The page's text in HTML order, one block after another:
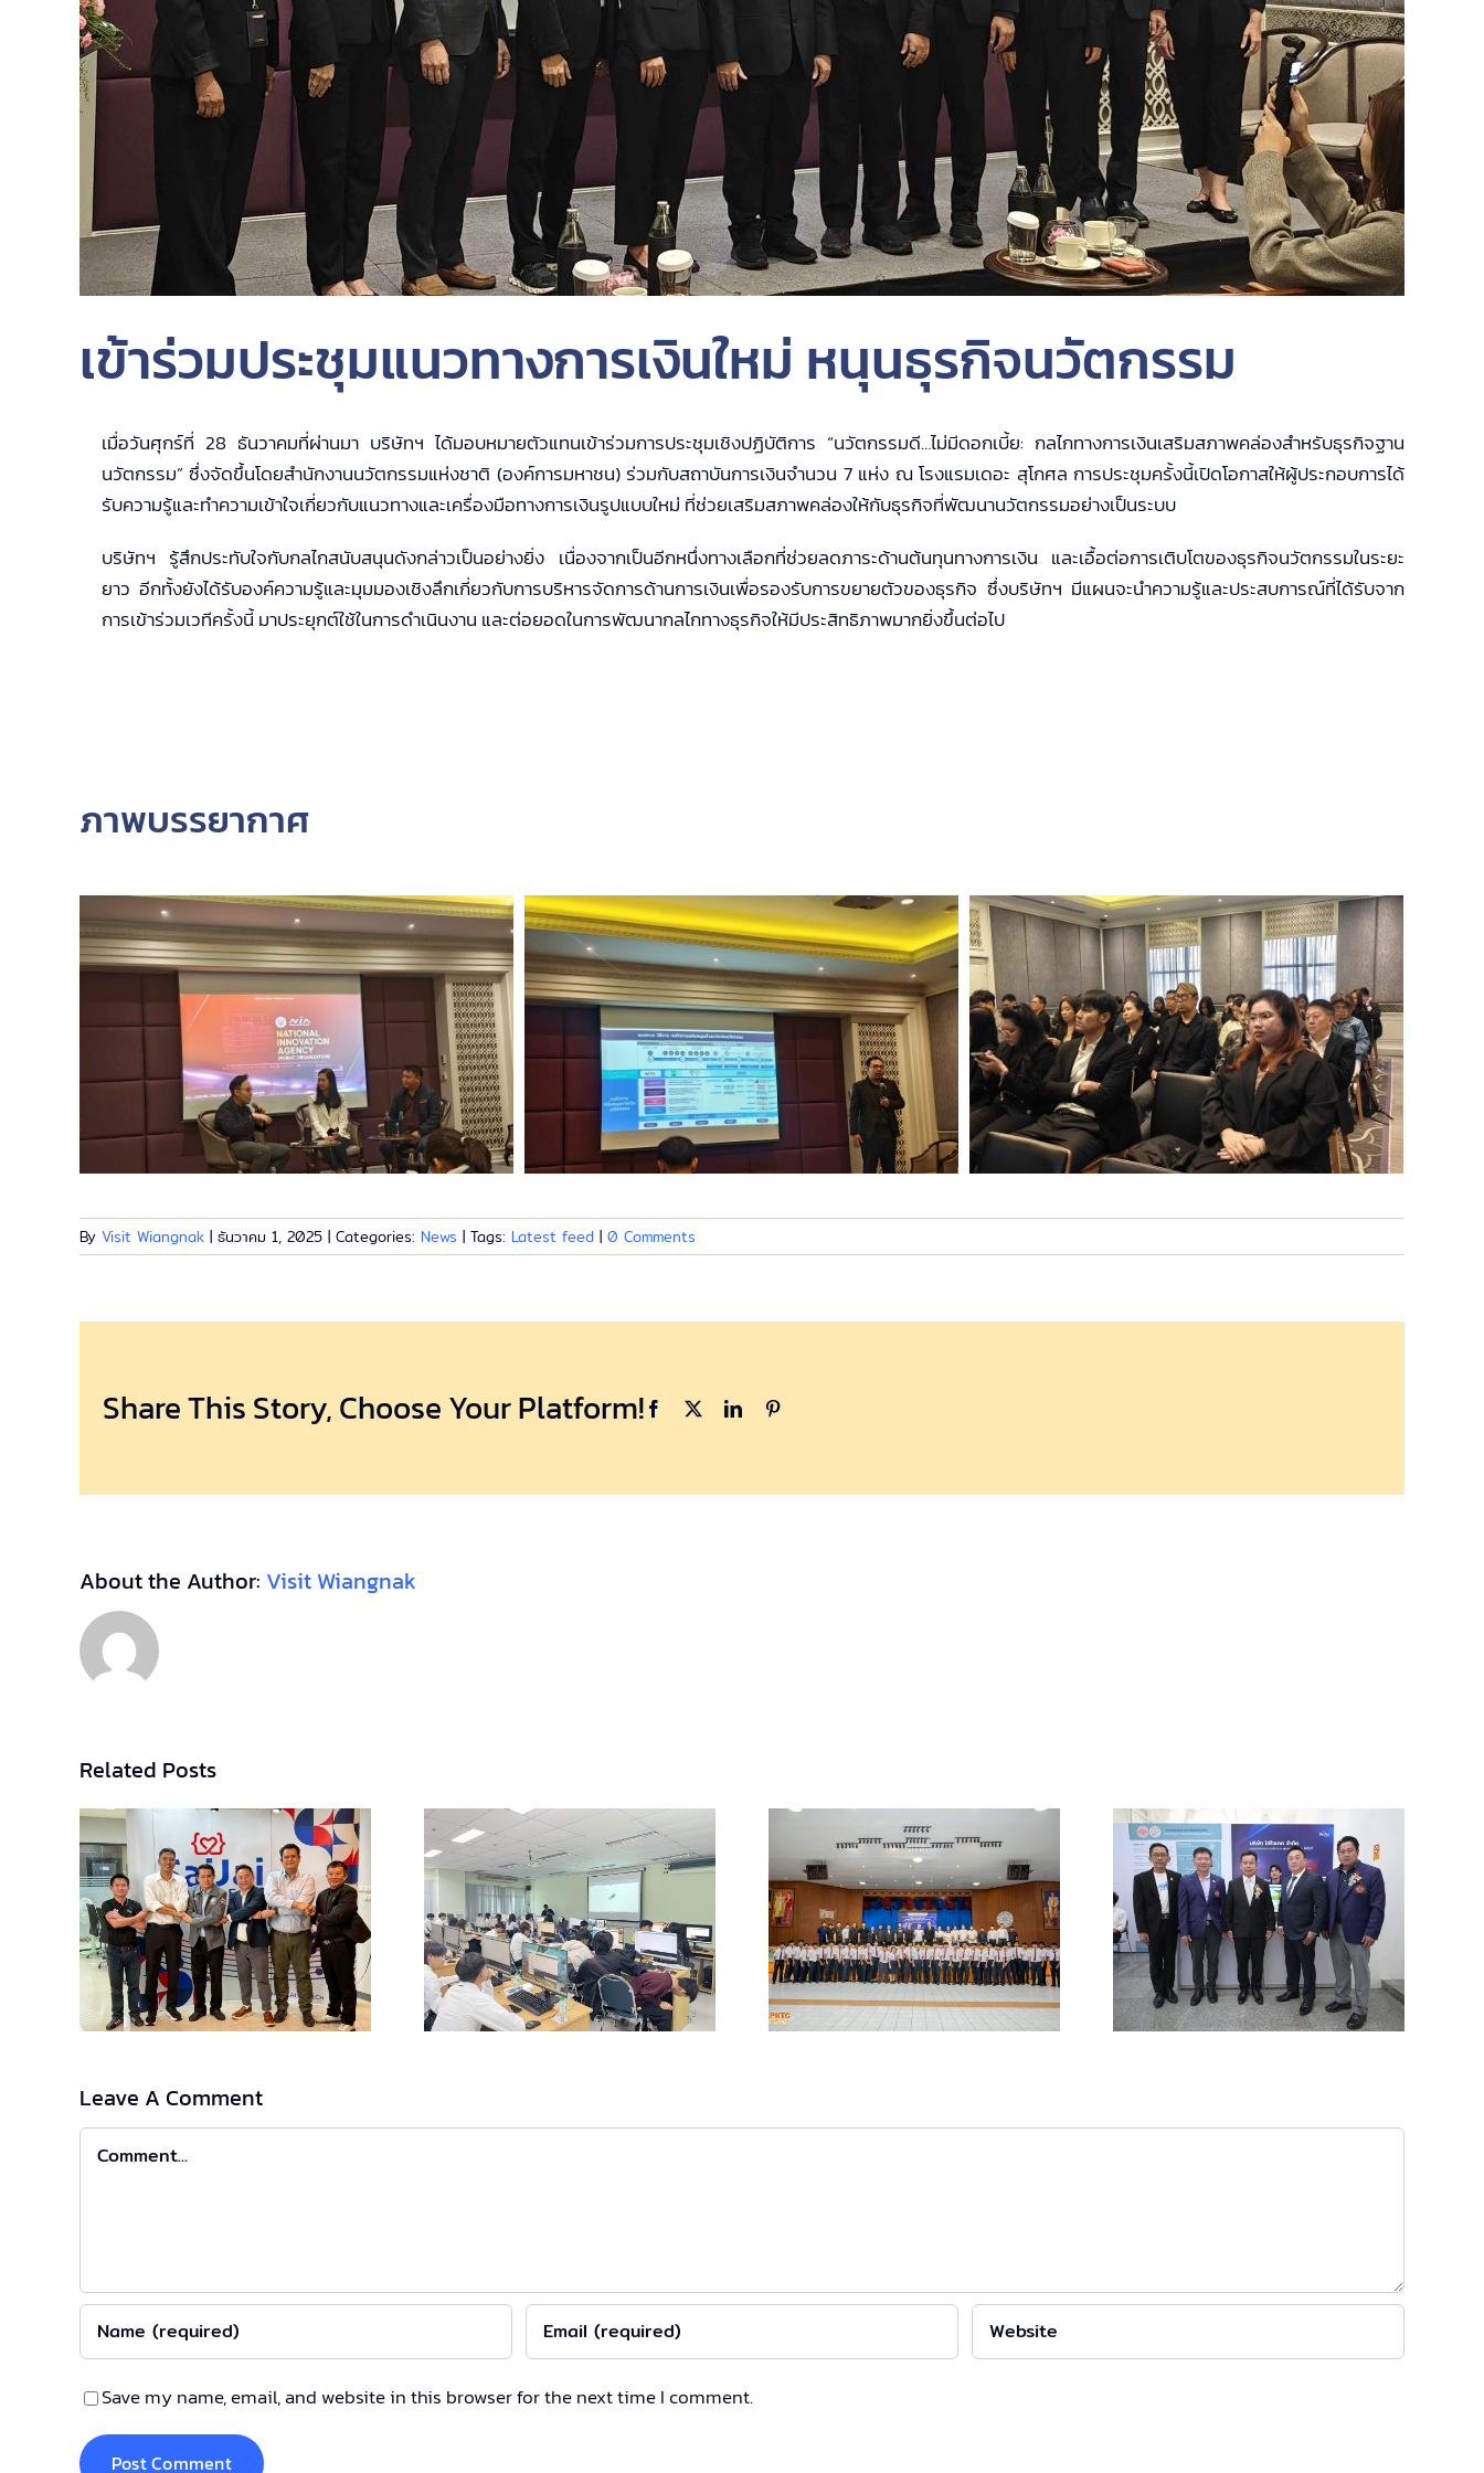
เข้าร่วมประชุมแนวทางการเงินใหม่ หนุนธุรกิจนวัตกรรม
เมื่อวันศุกร์ที่ 28 ธันวาคมที่ผ่านมา บริษัทฯ ได้มอบหมายตัวแทนเข้าร่วมการประชุมเชิงปฏิบัติการ “นวัตกรรมดี…ไม่มีดอกเบี้ย: กลไกทางการเงินเสริมสภาพคล่องสำหรับธุรกิจฐาน
นวัตกรรม” ซึ่งจัดขึ้นโดยสำนักงานนวัตกรรมแห่งชาติ (องค์การมหาชน) ร่วมกับสถาบันการเงินจำนวน 7 แห่ง ณ โรงแรมเดอะ สุโกศล การประชุมครั้งนี้เปิดโอกาสให้ผู้ประกอบการได้
รับความรู้และทำความเข้าใจเกี่ยวกับแนวทางและเครื่องมือทางการเงินรูปแบบใหม่ ที่ช่วยเสริมสภาพคล่องให้กับธุรกิจที่พัฒนานวัตกรรมอย่างเป็นระบบ
บริษัทฯ รู้สึกประทับใจกับกลไกสนับสนุนดังกล่าวเป็นอย่างยิ่ง เนื่องจากเป็นอีกหนึ่งทางเลือกที่ช่วยลดภาระด้านต้นทุนทางการเงิน และเอื้อต่อการเติบโตของธุรกิจนวัตกรรมในระยะ
ยาว อีกทั้งยังได้รับองค์ความรู้และมุมมองเชิงลึกเกี่ยวกับการบริหารจัดการด้านการเงินเพื่อรองรับการขยายตัวของธุรกิจ ซึ่งบริษัทฯ มีแผนจะนำความรู้และประสบการณ์ที่ได้รับจาก
การเข้าร่วมเวทีครั้งนี้ มาประยุกต์ใช้ในการดำเนินงาน และต่อยอดในการพัฒนากลไกทางธุรกิจให้มีประสิทธิภาพมากยิ่งขึ้นต่อไป
ภาพบรรยากาศ
By Visit Wiangnak | ธันวาคม 1, 2025 | Categories: News | Tags: Latest feed | 0 Comments
Share This Story, Choose Your Platform! Facebook LinkedIn
About the Author: Visit Wiangnak
Related Posts
การอบรมเสริม
ความรู้ด้าน IoT ผ่าน
กิจกรรมทดลองใช้
งานจริง
ยกระดับการเรียนรู้
ด้วย VR เพื่อฝึก
ปฏิบัติอย่าง
ปลอดภัย
งานเปิดตัวส
จล.วิทยาเขต
ฉะเชิงเทรา ส่งเสริม
โอกาสเรียนรู้ มุ่งสู่
Global Learning
Leave A Comment
Comment
Save my name, email, and website in this browser for the next time I comment.